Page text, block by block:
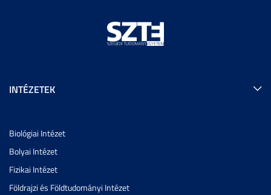
INTÉZETEK
Biológiai Intézet
Bolyai Intézet
Fizikai Intézet
Földrajzi és Földtudományi Intézet